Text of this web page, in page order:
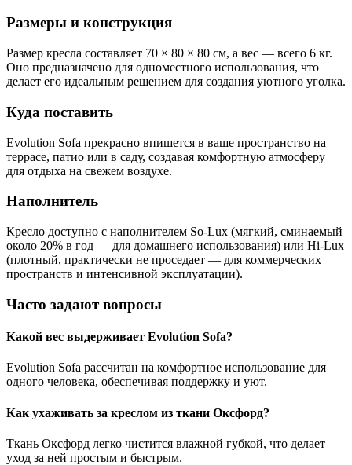
Размеры и конструкция
Размер кресла составляет 70 × 80 × 80 см, а вес — всего 6 кг.
Оно предназначено для одноместного использования, что
делает его идеальным решением для создания уютного уголка.
Куда поставить
Evolution Sofa прекрасно впишется в ваше пространство на
террасе, патио или в саду, создавая комфортную атмосферу
для отдыха на свежем воздухе.
Наполнитель
Кресло доступно с наполнителем So-Lux (мягкий, сминаемый
около 20% в год — для домашнего использования) или Hi-Lux
(плотный, практически не проседает — для коммерческих
пространств и интенсивной эксплуатации).
Часто задают вопросы
Какой вес выдерживает Evolution Sofa?
Evolution Sofa рассчитан на комфортное использование для
одного человека, обеспечивая поддержку и уют.
Как ухаживать за креслом из ткани Оксфорд?
Ткань Оксфорд легко чистится влажной губкой, что делает
уход за ней простым и быстрым.